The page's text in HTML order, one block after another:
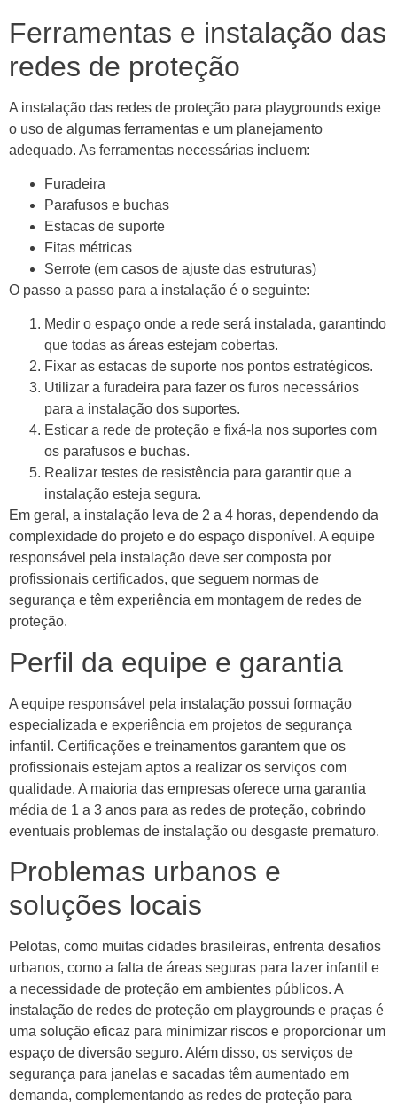
Ferramentas e instalação das
redes de proteção
A instalação das redes de proteção para playgrounds exige
o uso de algumas ferramentas e um planejamento
adequado. As ferramentas necessárias incluem:
Furadeira
Parafusos e buchas
Estacas de suporte
Fitas métricas
Serrote (em casos de ajuste das estruturas)
O passo a passo para a instalação é o seguinte:
Medir o espaço onde a rede será instalada, garantindo
que todas as áreas estejam cobertas.
Fixar as estacas de suporte nos pontos estratégicos.
Utilizar a furadeira para fazer os furos necessários
para a instalação dos suportes.
Esticar a rede de proteção e fixá-la nos suportes com
os parafusos e buchas.
Realizar testes de resistência para garantir que a
instalação esteja segura.
Em geral, a instalação leva de 2 a 4 horas, dependendo da
complexidade do projeto e do espaço disponível. A equipe
responsável pela instalação deve ser composta por
profissionais certificados, que seguem normas de
segurança e têm experiência em montagem de redes de
proteção.
Perfil da equipe e garantia
A equipe responsável pela instalação possui formação
especializada e experiência em projetos de segurança
infantil. Certificações e treinamentos garantem que os
profissionais estejam aptos a realizar os serviços com
qualidade. A maioria das empresas oferece uma garantia
média de 1 a 3 anos para as redes de proteção, cobrindo
eventuais problemas de instalação ou desgaste prematuro.
Problemas urbanos e
soluções locais
Pelotas, como muitas cidades brasileiras, enfrenta desafios
urbanos, como a falta de áreas seguras para lazer infantil e
a necessidade de proteção em ambientes públicos. A
instalação de redes de proteção em playgrounds e praças é
uma solução eficaz para minimizar riscos e proporcionar um
espaço de diversão seguro. Além disso, os serviços de
segurança para janelas e sacadas têm aumentado em
demanda, complementando as redes de proteção para